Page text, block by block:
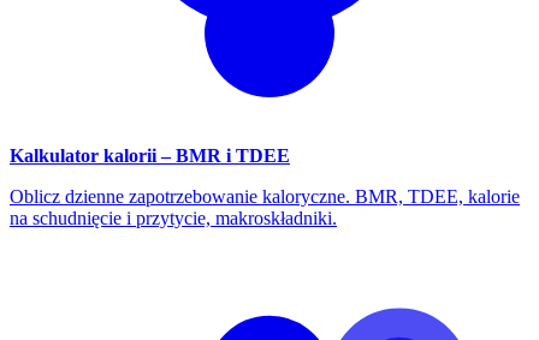
Kalkulator kalorii – BMR i TDEE
Oblicz dzienne zapotrzebowanie kaloryczne. BMR, TDEE, kalorie
na schudnięcie i przytycie, makroskładniki.